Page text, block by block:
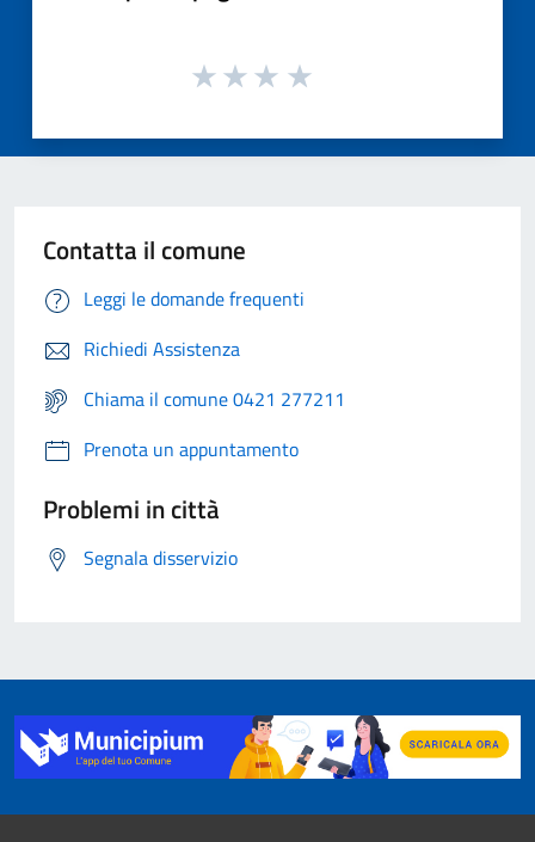
Contatta il comune
Leggi le domande frequenti
Richiedi Assistenza
Chiama il comune 0421 277211
Prenota un appuntamento
Problemi in città
Segnala disservizio